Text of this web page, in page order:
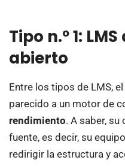
Tipo n.º 1:
abierto
Entre los tipos de LMS,
parecido a un motor de
rendimiento. A saber,
fuente, es decir, su
redirigir la estructura y